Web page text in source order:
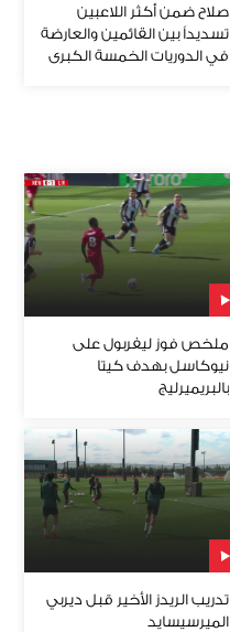
صلاح ضمن أكثر اللاعبين
تسديداً بين القائمين والعارضة
في الدوريات الخمسة الكبرى
ملخص فوز ليفربول على
نيوكاسل بهدف كيتا
بالبريميرليج
تدريب الريدز الأخير قبل ديربي
الميرسيسايد